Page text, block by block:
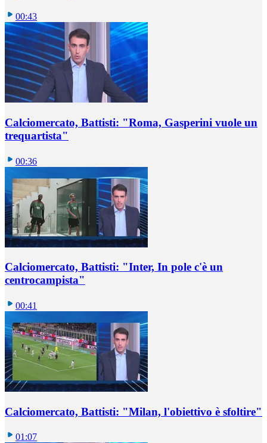
00:43
Calciomercato, Battisti: "Roma, Gasperini vuole un
trequartista"
00:36
Calciomercato, Battisti: "Inter, In pole c'è un
centrocampista"
00:41
Calciomercato, Battisti: "Milan, l'obiettivo è sfoltire"
01:07